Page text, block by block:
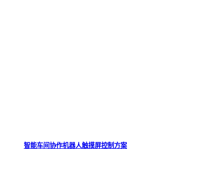
智能车间协作机器人触摸屏控制方案